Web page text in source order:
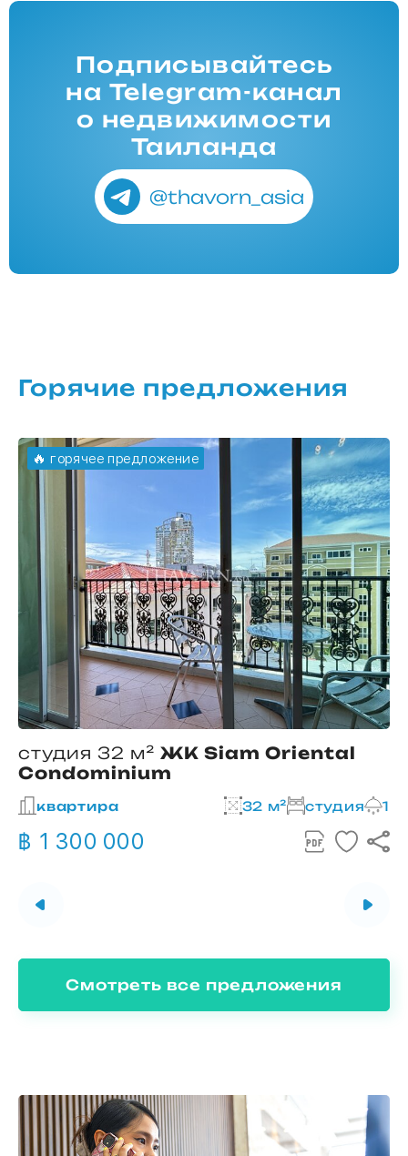
Подписывайтесь
на Telegram-канал
о недвижимости
Таиланда
@thavorn_asia
Горячие предложения
🔥 горячее предложение
студия 32 м² ЖК Siam Oriental
Condominium
квартира 32 м² студия 1
฿ 1 300 000
Смотреть все предложения